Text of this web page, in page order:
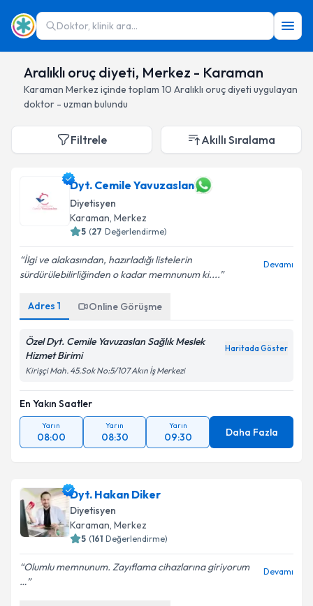
Doktor, klinik ara...
Aralıklı oruç diyeti, Merkez - Karaman
Karaman Merkez içinde toplam 10 Aralıklı oruç diyeti uygulayan
doktor - uzman bulundu
Filtrele Akıllı Sıralama
Dyt. Cemile Yavuzaslan
Diyetisyen
Karaman, Merkez
5 (27 Değerlendirme)
İlgi ve alakasından, hazırladığı listelerin
sürdürülebilirliğinden o kadar memnunum ki....
Devamı
Adres 1 Online Görüşme
Özel Dyt. Cemile Yavuzaslan Sağlık Meslek
Hizmet Birimi
Haritada Göster
Kirişçi Mah. 45.Sok No:5/107 Akın İş Merkezi
En Yakın Saatler
Yarın
08:00
Yarın
08:30
Yarın
09:30 Daha Fazla
Dyt. Hakan Diker
Diyetisyen
Karaman, Merkez
5 (161 Değerlendirme)
Olumlu memnunum. Zayıflama cihazlarına giriyorum
…
Devamı